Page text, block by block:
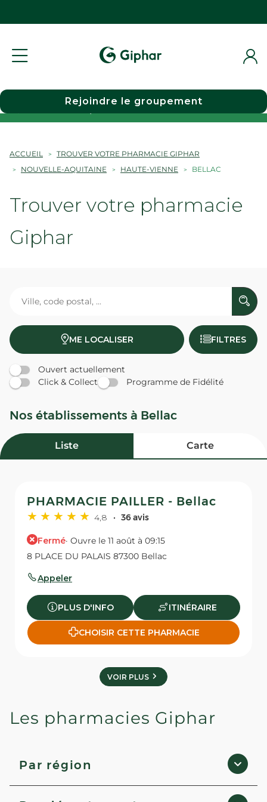
Choisir une pharmacie
Rejoindre le groupement
ACCUEIL
TROUVER VOTRE PHARMACIE GIPHAR
NOUVELLE-AQUITAINE
HAUTE-VIENNE BELLAC
Trouver votre pharmacie
Giphar
ME LOCALISER FILTRES
Ouvert actuellement
Click & Collect
Programme de Fidélité
Nos établissements à Bellac
Liste Carte
PHARMACIE PAILLER - Bellac
4,8 36 avis
Fermé· Ouvre le 11 août à 09:15
8 PLACE DU PALAIS 87300 Bellac
Appeler
PLUS D'INFO ITINÉRAIRE
CHOISIR CETTE PHARMACIE
VOIR PLUS
Les pharmacies Giphar
Par région